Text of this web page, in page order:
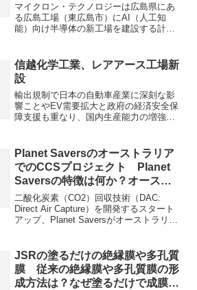
マイクロン・テクノロジーは広島県にあ
る広島工場（東広島市）にAI（人工知
能）向け半導体の新工場を建設する計画
クロンのHBMの特徴や消費電力削減が可
能になった理由を知ることができます。
信越化学工業、レアアース工場新
設
輸出規制で日本の自動車産業に深刻な影
響ことやEV需要拡大と政府の経済安全保
障支援も重なり、国内生産能力の増強を
す。
Planet Saversのオーストラリア
でのCCSプロジェクト Planet
Saversの特徴は何か？オースト
ラリアに進出する理由は？
二酸化炭素（CO2）回収技術（DAC:
Direct Air Capture）を開発するスタート
アップ、Planet Saversがオーストラリア
した。Planet Saversの持つ技術の特徴や
オーストラリアを選んだ理由を知ること
ができます。
JSRの塗るだけの絶縁膜や多孔質
膜 従来の絶縁膜や多孔質膜の形
成方法は？なぜ塗るだけで成膜出